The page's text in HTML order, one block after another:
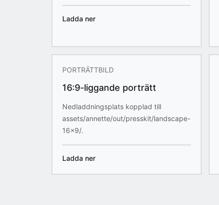
Ladda ner
PORTRÄTTBILD
16:9-liggande porträtt
Nedladdningsplats kopplad till
assets/annette/out/presskit/landscape-
16x9/.
Ladda ner